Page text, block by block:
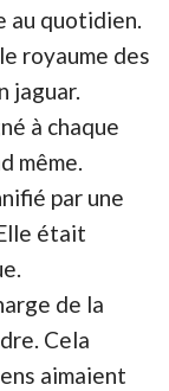
au quotidien.
royaume des
jaguar.
à chaque
même.
par une
était
de la
Cela
aimaient